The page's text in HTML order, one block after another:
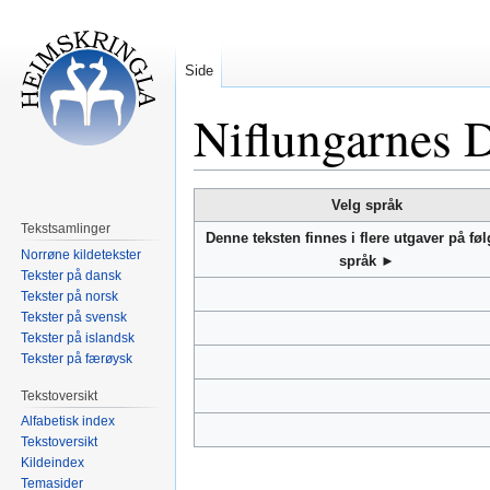
Niflungarnes
til
navigering
til
søk
Velg språk
Denne teksten finnes i flere utgaver på
språk ►
Side
Tekstsamlinger
Norrøne kildetekster
Tekster på dansk
Tekster på norsk
Tekster på svensk
Tekster på islandsk
Tekster på færøysk
Tekstoversikt
Alfabetisk index
Tekstoversikt
Kildeindex
Temasider